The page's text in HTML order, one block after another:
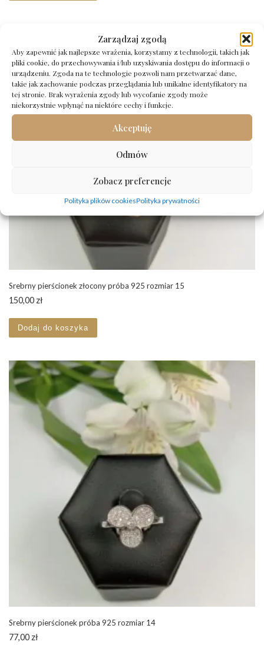
Zarządzaj zgodą
Aby zapewnić jak najlepsze wrażenia, korzystamy z technologii, takich jak
pliki cookie, do przechowywania i/lub uzyskiwania dostępu do informacji o
urządzeniu. Zgoda na te technologie pozwoli nam przetwarzać dane,
takie jak zachowanie podczas przeglądania lub unikalne identyfikatory na
tej stronie. Brak wyrażenia zgody lub wycofanie zgody może
niekorzystnie wpłynąć na niektóre cechy i funkcje.
Akceptuję
Odmów
Zobacz preferencje
Polityka plików cookiesPolityka prywatności
Srebrny pierścionek złocony próba 925 rozmiar 15
150,00 zł
Dodaj do koszyka
Srebrny pierścionek próba 925 rozmiar 14
77,00zł